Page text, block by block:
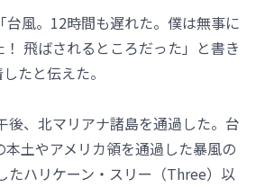
台風。12時間も遅れた。僕は無事に
飛ばされるところだった」と書き
たと伝えた。
後、北マリアナ諸島を通過した。台
本土やアメリカ領を通過した暴風の
たハリケーン・スリー（Three）以